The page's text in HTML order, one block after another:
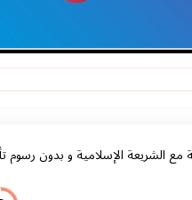
مع الشريعة الإسلامية و بدون رسوم